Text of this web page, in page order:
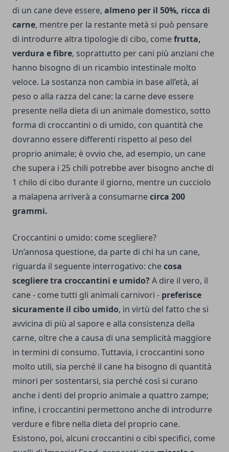
di un cane deve essere, almeno per il 50%, ricca di
carne, mentre per la restante metà si può pensare
di introdurre altra tipologie di cibo, comefrutta,
verdura e fibre, soprattutto per cani più anziani che
hanno bisogno di un ricambio intestinale molto
veloce. La sostanza non cambia in base all’età, al
peso o alla razza del cane: la carne deve essere
presente nella dieta di un animale domestico, sotto
forma di croccantini o di umido, con quantità che
dovranno essere differenti rispetto al peso del
proprio animale; è ovvio che, ad esempio, un cane
che supera i 25 chili potrebbe aver bisogno anche di
1 chilo di cibo durante il giorno, mentre un cucciolo
a malapena arriverà a consumarnecirca 200
grammi.
Croccantini o umido: come scegliere?
Un’annosa questione, da parte di chi ha un cane,
riguarda il seguente interrogativo: checosa
scegliere tra croccantini e umido?A dire il vero, il
cane - come tutti gli animali carnivori - preferisce
sicuramente il cibo umido, in virtù del fatto che si
avvicina di più al sapore e alla consistenza della
carne, oltre che a causa di una semplicità maggiore
in termini di consumo. Tuttavia, i croccantini sono
molto utili, sia perché il cane ha bisogno di quantità
minori per sostentarsi, sia perché così si curano
anche i denti del proprio animale a quattro zampe;
infine, i croccantini permettono anche di introdurre
verdure e fibre nella dieta del proprio cane.
Esistono, poi, alcuni croccantini o cibi specifici, come